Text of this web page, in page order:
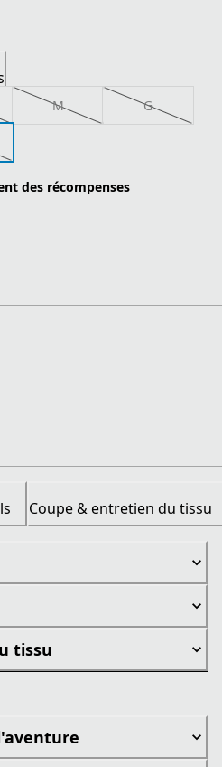
M G
des récompenses
Coupe & entretien du tissu
tissu